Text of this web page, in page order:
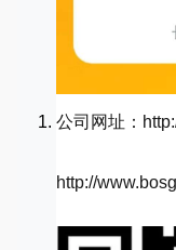
公司网址：
http://